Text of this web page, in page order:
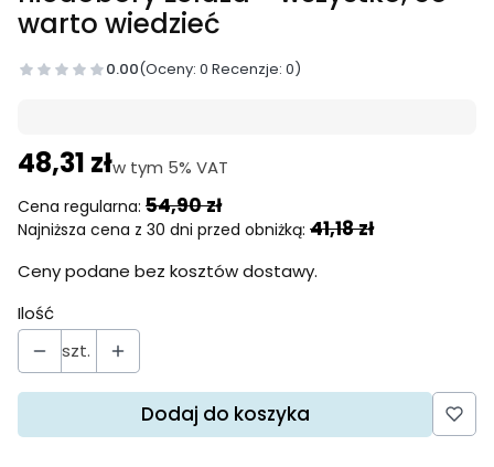
warto wiedzieć
0.00(Oceny: 0 Recenzje: 0)
48,31 złw tym 5% VAT
w tym 5% VAT
Cena regularna: 54,90 zł
Najniższa cena z 30 dni przed obniżką: 41,18 zł
Ceny podane bez kosztów dostawy.
Ilość
szt.
Dodaj do koszyka